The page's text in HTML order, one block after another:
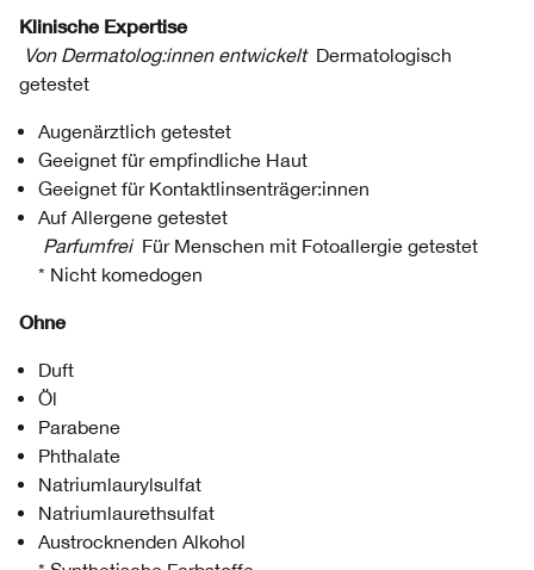
Klinische Expertise
Von Dermatolog:innen entwickelt Dermatologisch
getestet
Augenärztlich getestet
Geeignet für empfindliche Haut
Geeignet für Kontaktlinsenträger:innen
Auf Allergene getestet
Parfumfrei Für Menschen mit Fotoallergie getestet
* Nicht komedogen
Ohne
Duft
Öl
Parabene
Phthalate
Natriumlaurylsulfat
Natriumlaurethsulfat
Austrocknenden Alkohol